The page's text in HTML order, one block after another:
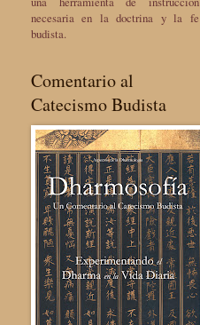
necesaria en la doctrina y la fe
budista.
Comentario al
Catecismo Budista